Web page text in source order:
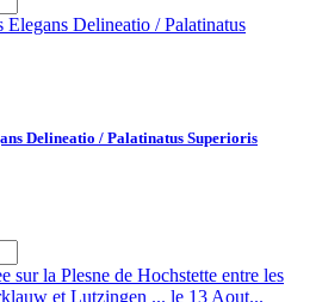
Delineatio / Palatinatus Superioris